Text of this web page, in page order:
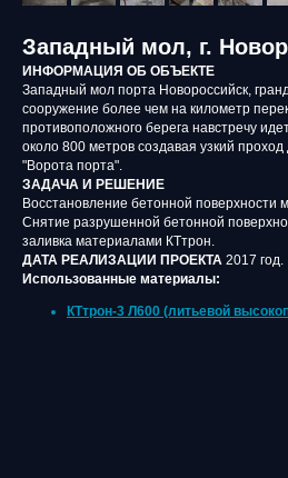
Западный мол, г.
ИНФОРМАЦИЯ ОБ ОБЪЕКТЕ
Западный мол порта Новороссийск,
сооружение более чем на километр
противоположного берега навстречу
около 800 метров создавая узкий
"Ворота порта".
ЗАДАЧА И РЕШЕНИЕ
Восстановление бетонной поверхности
Снятие разрушенной бетонной
заливка материалами КТтрон.
ДАТА РЕАЛИЗАЦИИ ПРОЕКТА 2017 год.
Использованные материалы:
КТтрон-3 Л600 (литьевой